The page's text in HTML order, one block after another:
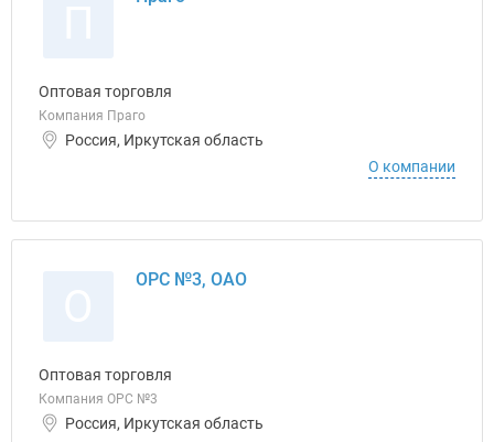
Оптовая торговля
Компания Праго
Россия, Иркутская область
О компании
ОРС №3, ОАО
Оптовая торговля
Компания ОРС №3
Россия, Иркутская область